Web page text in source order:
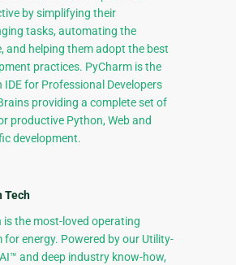
by simplifying their
tasks, automating the
and helping them adopt the best
practices. PyCharm is the
IDE for Professional Developers
providing a complete set of
productive Python, Web and
development.
Tech
is the most-loved operating
for energy. Powered by our Utility-
and deep industry know-how,